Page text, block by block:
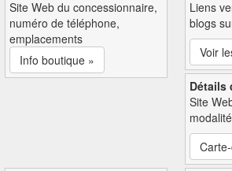
Site Web du concessionnaire,
numéro de téléphone,
emplacements
Info boutique »
Liens
blogs
Voir
Détails
Site